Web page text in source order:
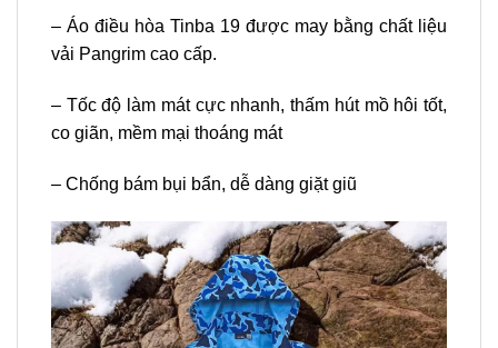
– Áo điều hòa Tinba 19 được may bằng chất liệu
vải Pangrim cao cấp.
– Tốc độ làm mát cực nhanh, thấm hút mồ hôi tốt,
co giãn, mềm mại thoáng mát
– Chống bám bụi bẩn, dễ dàng giặt giũ